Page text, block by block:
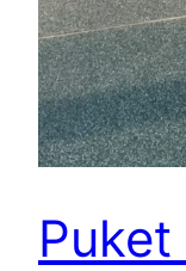
Puket